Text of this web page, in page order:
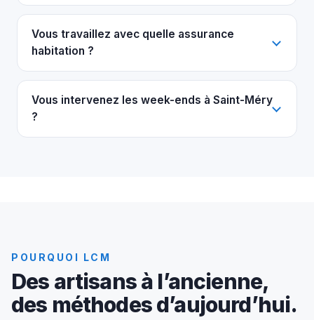
Vous travaillez avec quelle assurance
habitation ?
Vous intervenez les week-ends à Saint-Méry
?
POURQUOI LCM
Des artisans à l’ancienne,
des méthodes d’aujourd’hui.